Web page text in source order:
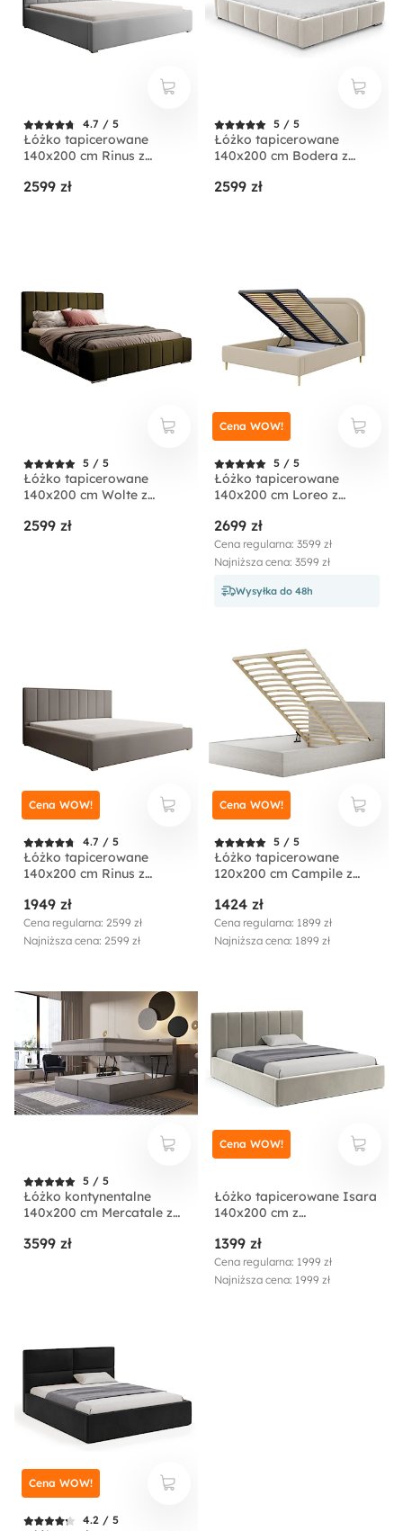
4.7 / 5
Łóżko tapicerowane
140x200 cm Rinus z
tkaninie hydrofobowej
2599 zł
5 / 5
Łóżko tapicerowane
140x200 cm Bodera z
tkaninie hydrofobowej
2599 zł
5 / 5
Łóżko tapicerowane
140x200 cm Wolte z
welur
2599 zł
5 / 5
Łóżko tapicerowane
140x200 cm Loreo z
boucle
2699 zł
Cena regularna: 3599 zł
Najniższa cena: 3599 zł
Cena WOW!
Wysyłka do 48h
4.7 / 5
Łóżko tapicerowane
140x200 cm Rinus z
tkaninie hydrofobowej
1949 zł
Cena regularna: 2599 zł
Najniższa cena: 2599 zł
Cena WOW!
5 / 5
Łóżko tapicerowane
120x200 cm Campile z
sztruks
1424 zł
Cena regularna: 1899 zł
Najniższa cena: 1899 zł
Cena WOW!
5 / 5
Łóżko kontynentalne
140x200 cm Mercatale z
3599 zł
Łóżko tapicerowane Isara
140x200 cm z
welur
1399 zł
Cena regularna: 1999 zł
Najniższa cena: 1999 zł
Cena WOW!
4.2 / 5
Cena WOW!